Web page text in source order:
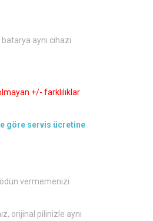
aynı cihazı
+/- farklılıklar
göre servis ücretine
vermemenizi
orijinal pilinizle aynı